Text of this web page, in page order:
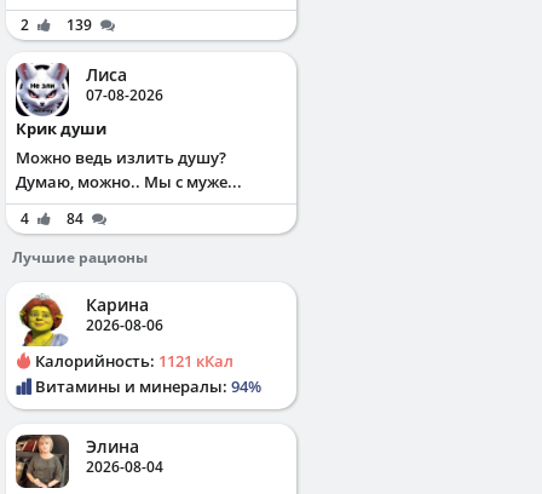
2 139
Лиса
07-08-2026
Крик души
Можно ведь излить душу?
Думаю, можно.. Мы с муже...
4
84
Лучшие рационы
Карина
2026-08-06
Калорийность: 1121 кКал
Витамины и минералы: 94%
Элина
2026-08-04